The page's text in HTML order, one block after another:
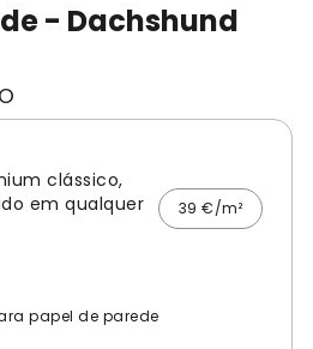
- Dachshund
clássico,
em qualquer
39 €/m²
papel de parede